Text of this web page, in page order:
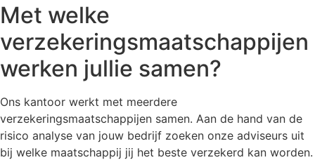
Met welke
verzekeringsmaatschappijen
werken jullie samen?
Ons kantoor werkt met meerdere
verzekeringsmaatschappijen samen. Aan de hand van de
risico analyse van jouw bedrijf zoeken onze adviseurs uit
bij welke maatschappij jij het beste verzekerd kan worden.